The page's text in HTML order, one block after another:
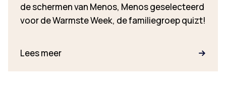
de schermen van Menos, Menos geselecteerd
voor de Warmste Week, de familiegroep quizt!
Lees meer